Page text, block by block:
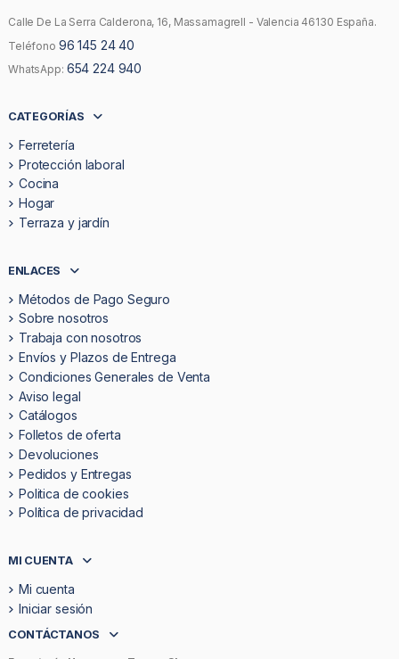
Calle De La Serra Calderona, 16, Massamagrell - Valencia 46130 España.
Teléfono 96 145 24 40
WhatsApp: 654 224 940
CATEGORÍAS
Ferretería
Protección laboral
Cocina
Hogar
Terraza y jardín
ENLACES
Métodos de Pago Seguro
Sobre nosotros
Trabaja con nosotros
Envíos y Plazos de Entrega
Condiciones Generales de Venta
Aviso legal
Catálogos
Folletos de oferta
Devoluciones
Pedidos y Entregas
Politica de cookies
Política de privacidad
MI CUENTA
Mi cuenta
Iniciar sesión
CONTÁCTANOS